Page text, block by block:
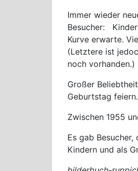
Immer wieder
Besucher:
Kurve erwarte.
(Letztere ist
noch vorhanden.)
Großer
Geburtstag feiern.
Zwischen 1955
Es gab
Kindern und als